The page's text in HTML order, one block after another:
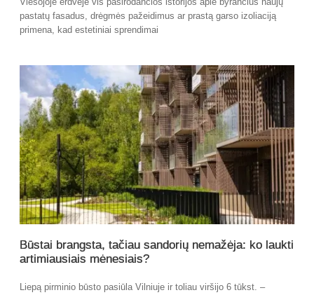
pastatų fasadus, drėgmės pažeidimus ar prastą garso izoliaciją
primena, kad estetiniai sprendimai
Būstai brangsta, tačiau sandorių nemažėja: ko laukti
artimiausiais mėnesiais?
Liepą pirminio būsto pasiūla Vilniuje ir toliau viršijo 6 tūkst. –